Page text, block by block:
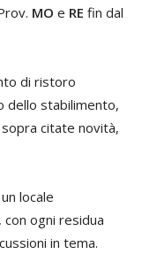
MO e RE fin dal
di ristoro
dello stabilimento,
citate novità,
locale
ogni residua
in tema.